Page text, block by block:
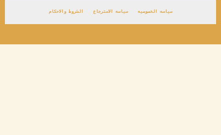
سياسه الخصوصيه سياسه الاسترجاع الشروط والاحكام